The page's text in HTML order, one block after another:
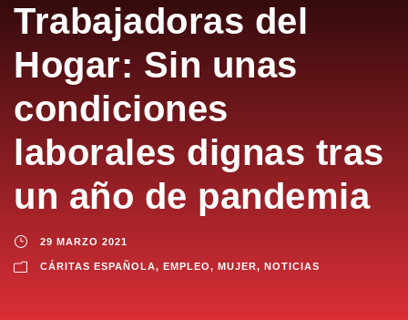
Trabajadoras del
Hogar: Sin unas
condiciones
laborales dignas tras
un año de pandemia
29 MARZO 2021
CÁRITAS ESPAÑOLA, EMPLEO, MUJER, NOTICIAS